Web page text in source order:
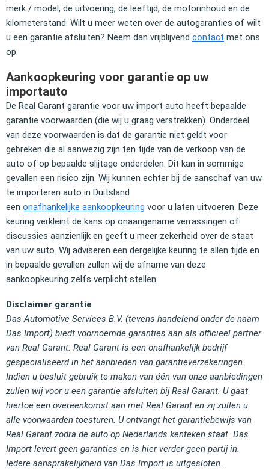
merk / model, de uitvoering, de leeftijd, de motorinhoud en de
kilometerstand. Wilt u meer weten over de autogaranties of wilt
u een garantie afsluiten? Neem dan vrijblijvend contact met ons
op.
Aankoopkeuring voor garantie op uw
importauto
De Real Garant garantie voor uw import auto heeft bepaalde
garantie voorwaarden (die wij u graag verstrekken). Onderdeel
van deze voorwaarden is dat de garantie niet geldt voor
gebreken die al aanwezig zijn ten tijde van de verkoop van de
auto of op bepaalde slijtage onderdelen. Dit kan in sommige
gevallen een risico zijn. Wij kunnen echter bij de aanschaf van uw
te importeren auto in Duitsland
een onafhankelijke aankoopkeuring voor u laten uitvoeren. Deze
keuring verkleint de kans op onaangename verrassingen of
discussies aanzienlijk en geeft u meer zekerheid over de staat
van uw auto. Wij adviseren een dergelijke keuring te allen tijde en
in bepaalde gevallen zullen wij de afname van deze
aankoopkeuring zelfs verplicht stellen.
Disclaimer garantie
Das Automotive Services B.V. (tevens handelend onder de naam
Das Import) biedt voornoemde garanties aan als officieel partner
van Real Garant. Real Garant is een onafhankelijk bedrijf
gespecialiseerd in het aanbieden van garantieverzekeringen.
Indien u besluit gebruik te maken van één van onze aanbiedingen
zullen wij voor u een garantie afsluiten bij Real Garant. U gaat
hiertoe een overeenkomst aan met Real Garant en zij zullen u
alle voorwaarden toesturen. U ontvangt het garantiebewijs van
Real Garant zodra de auto op Nederlands kenteken staat. Das
Import levert geen garanties en is hier verder geen partij in.
Iedere aansprakelijkheid van Das Import is uitgesloten.